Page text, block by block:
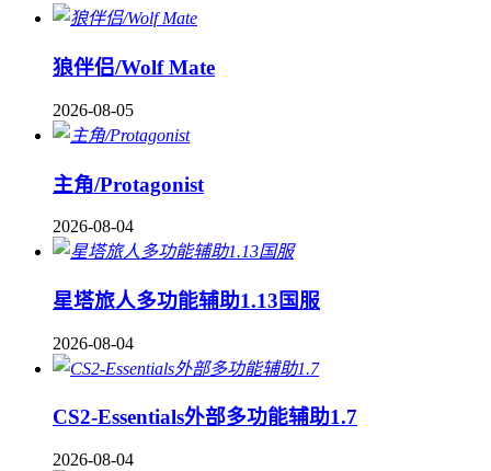
狼伴侣/Wolf Mate
2026-08-05
主角/Protagonist
2026-08-04
星塔旅人多功能辅助1.13国服
2026-08-04
CS2-Essentials外部多功能辅助1.7
2026-08-04